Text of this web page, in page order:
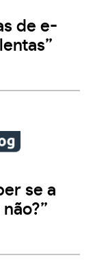
de e-
se a